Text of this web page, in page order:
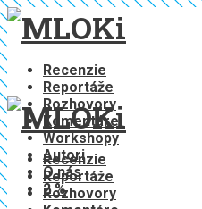
Recenzie
Reportáže
Rozhovory
Komentáre
Workshopy
Autori
O nás
2 %
Recenzie
Reportáže
Rozhovory